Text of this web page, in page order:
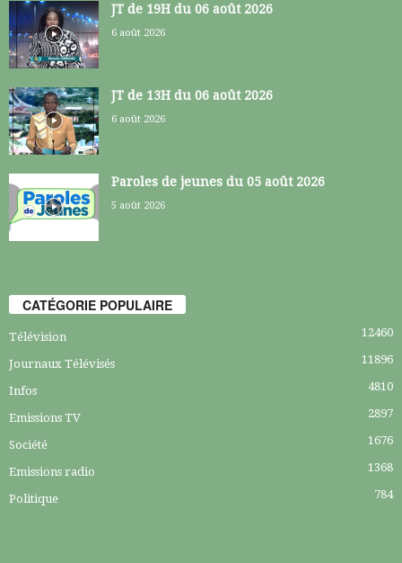
JT de 19H du 06 août 2026
6 août 2026
JT de 13H du 06 août 2026
6 août 2026
Paroles de jeunes du 05 août 2026
5 août 2026
CATÉGORIE POPULAIRE
Télévision 12460
Journaux Télévisés 11896
Infos 4810
Emissions TV 2897
Société 1676
Emissions radio 1368
Politique 784